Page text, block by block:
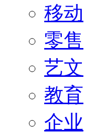
移动
零售
艺文
教育
企业